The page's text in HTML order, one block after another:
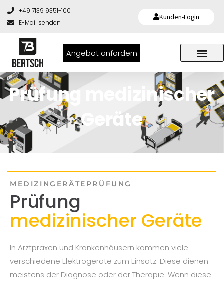
Kunden-Login
+49 7139 9351-100
E-Mail senden
Angebot anfordern
Prüfung medizinischer
Geräte
MEDIZINGERÄTEPRÜFUNG
Prüfung
medizinischer Geräte
In Arztpraxen und Krankenhäusern kommen viele
verschiedene Elektrogeräte zum Einsatz. Diese dienen
meistens der Diagnose oder der Therapie. Wenn diese